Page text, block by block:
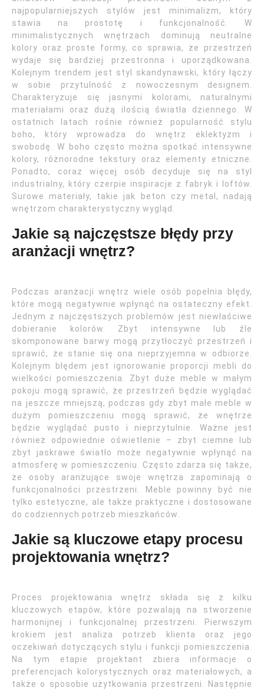
najpopularniejszych stylów jest minimalizm, który
stawia na prostotę i funkcjonalność. W
minimalistycznych wnętrzach dominują neutralne
kolory oraz proste formy, co sprawia, że przestrzeń
wydaje się bardziej przestronna i uporządkowana.
Kolejnym trendem jest styl skandynawski, który łączy
w sobie przytulność z nowoczesnym designem.
Charakteryzuje się jasnymi kolorami, naturalnymi
materiałami oraz dużą ilością światła dziennego. W
ostatnich latach rośnie również popularność stylu
boho, który wprowadza do wnętrz eklektyzm i
swobodę. W boho często można spotkać intensywne
kolory, różnorodne tekstury oraz elementy etniczne.
Ponadto, coraz więcej osób decyduje się na styl
industrialny, który czerpie inspiracje z fabryk i loftów.
Surowe materiały, takie jak beton czy metal, nadają
wnętrzom charakterystyczny wygląd.
Jakie są najczęstsze błędy przy
aranżacji wnętrz?
Podczas aranżacji wnętrz wiele osób popełnia błędy,
które mogą negatywnie wpłynąć na ostateczny efekt.
Jednym z najczęstszych problemów jest niewłaściwe
dobieranie kolorów. Zbyt intensywne lub źle
skomponowane barwy mogą przytłoczyć przestrzeń i
sprawić, że stanie się ona nieprzyjemna w odbiorze.
Kolejnym błędem jest ignorowanie proporcji mebli do
wielkości pomieszczenia. Zbyt duże meble w małym
pokoju mogą sprawić, że przestrzeń będzie wyglądać
na jeszcze mniejszą, podczas gdy zbyt małe meble w
dużym pomieszczeniu mogą sprawić, że wnętrze
będzie wyglądać pusto i nieprzytulnie. Ważne jest
również odpowiednie oświetlenie – zbyt ciemne lub
zbyt jaskrawe światło może negatywnie wpłynąć na
atmosferę w pomieszczeniu. Często zdarza się także,
że osoby aranżujące swoje wnętrza zapominają o
funkcjonalności przestrzeni. Meble powinny być nie
tylko estetyczne, ale także praktyczne i dostosowane
do codziennych potrzeb mieszkańców.
Jakie są kluczowe etapy procesu
projektowania wnętrz?
Proces projektowania wnętrz składa się z kilku
kluczowych etapów, które pozwalają na stworzenie
harmonijnej i funkcjonalnej przestrzeni. Pierwszym
krokiem jest analiza potrzeb klienta oraz jego
oczekiwań dotyczących stylu i funkcji pomieszczenia.
Na tym etapie projektant zbiera informacje o
preferencjach kolorystycznych oraz materiałowych, a
także o sposobie użytkowania przestrzeni. Następnie